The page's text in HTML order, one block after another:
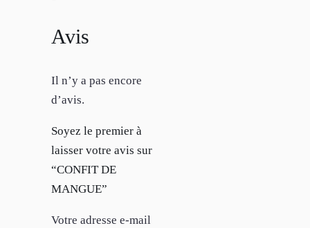
Avis
Il n’y a pas encore
d’avis.
Soyez le premier à
laisser votre avis sur
“CONFIT DE
MANGUE”
Votre adresse e-mail